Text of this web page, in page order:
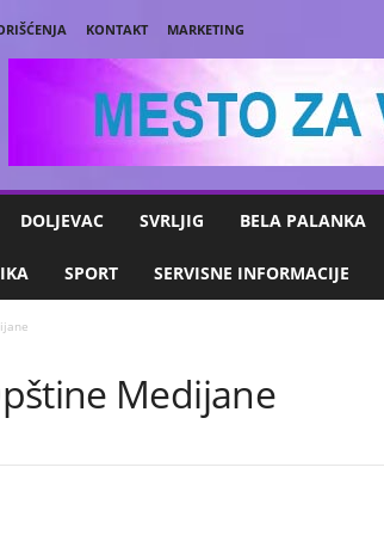
KONTAKT
MARKETING
DOLJEVAC SVRLJIG BELA PALANKA
SPORT SERVISNE INFORMACIJE
Medijane